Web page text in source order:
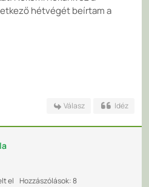
hétvégét beírtam a
Válasz Idéz
el Hozzászólások: 8